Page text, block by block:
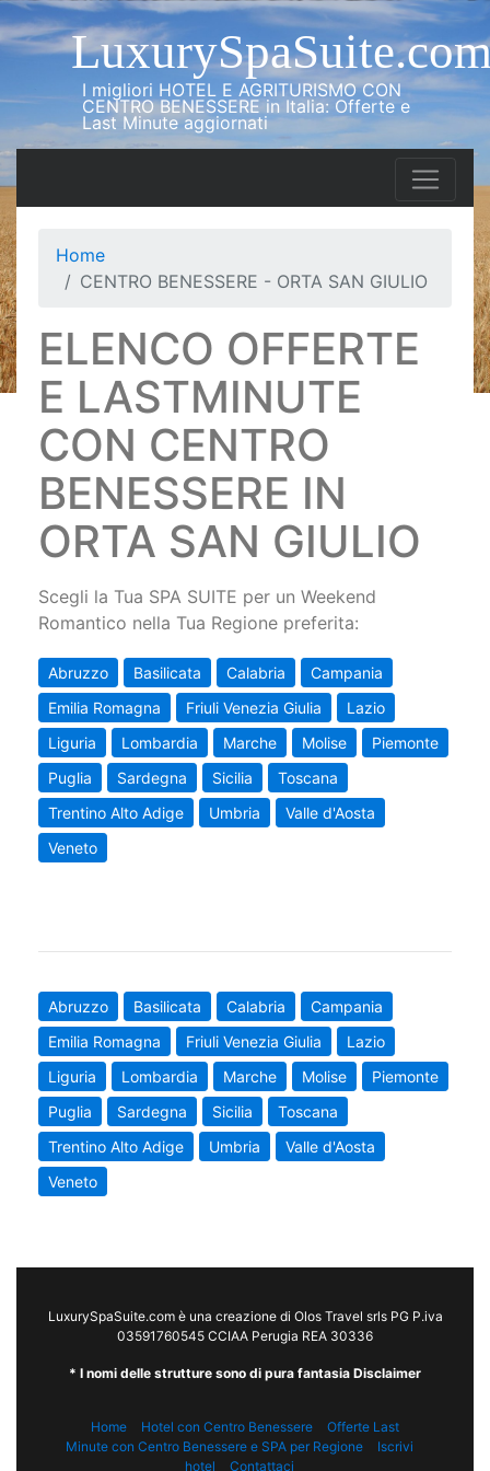
I migliori HOTEL E AGRITURISMO CON
CENTRO BENESSERE in Italia: Offerte e
Last Minute aggiornati
Home
CENTRO BENESSERE - ORTA SAN GIULIO
ELENCO OFFERTE
E LASTMINUTE
CON CENTRO
BENESSERE IN
ORTA SAN GIULIO
Scegli la Tua SPA SUITE per un Weekend
Romantico nella Tua Regione preferita:
Abruzzo Basilicata Calabria
Campania
Emilia Romagna
Friuli Venezia Giulia
Lazio
Liguria
Lombardia Marche Molise
Piemonte
Puglia
Sardegna Sicilia
Toscana
Trentino Alto Adige
Umbria
Valle d'Aosta
Veneto
Abruzzo Basilicata Calabria
Campania
Emilia Romagna
Friuli Venezia Giulia
Lazio
Liguria
Lombardia Marche Molise
Piemonte
Puglia
Sardegna Sicilia
Toscana
Trentino Alto Adige
Umbria
Valle d'Aosta
Veneto
LuxurySpaSuite.com è una creazione di Olos Travel srls PG P.iva
03591760545 CCIAA Perugia REA 30336
* I nomi delle strutture sono di pura fantasia Disclaimer
Home Hotel con Centro Benessere
Offerte Last
Minute con Centro Benessere e SPA per Regione
Iscrivi
hotel
Contattaci